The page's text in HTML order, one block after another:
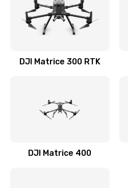
DJI Matrice 300 RTK
DJI Matrice 400